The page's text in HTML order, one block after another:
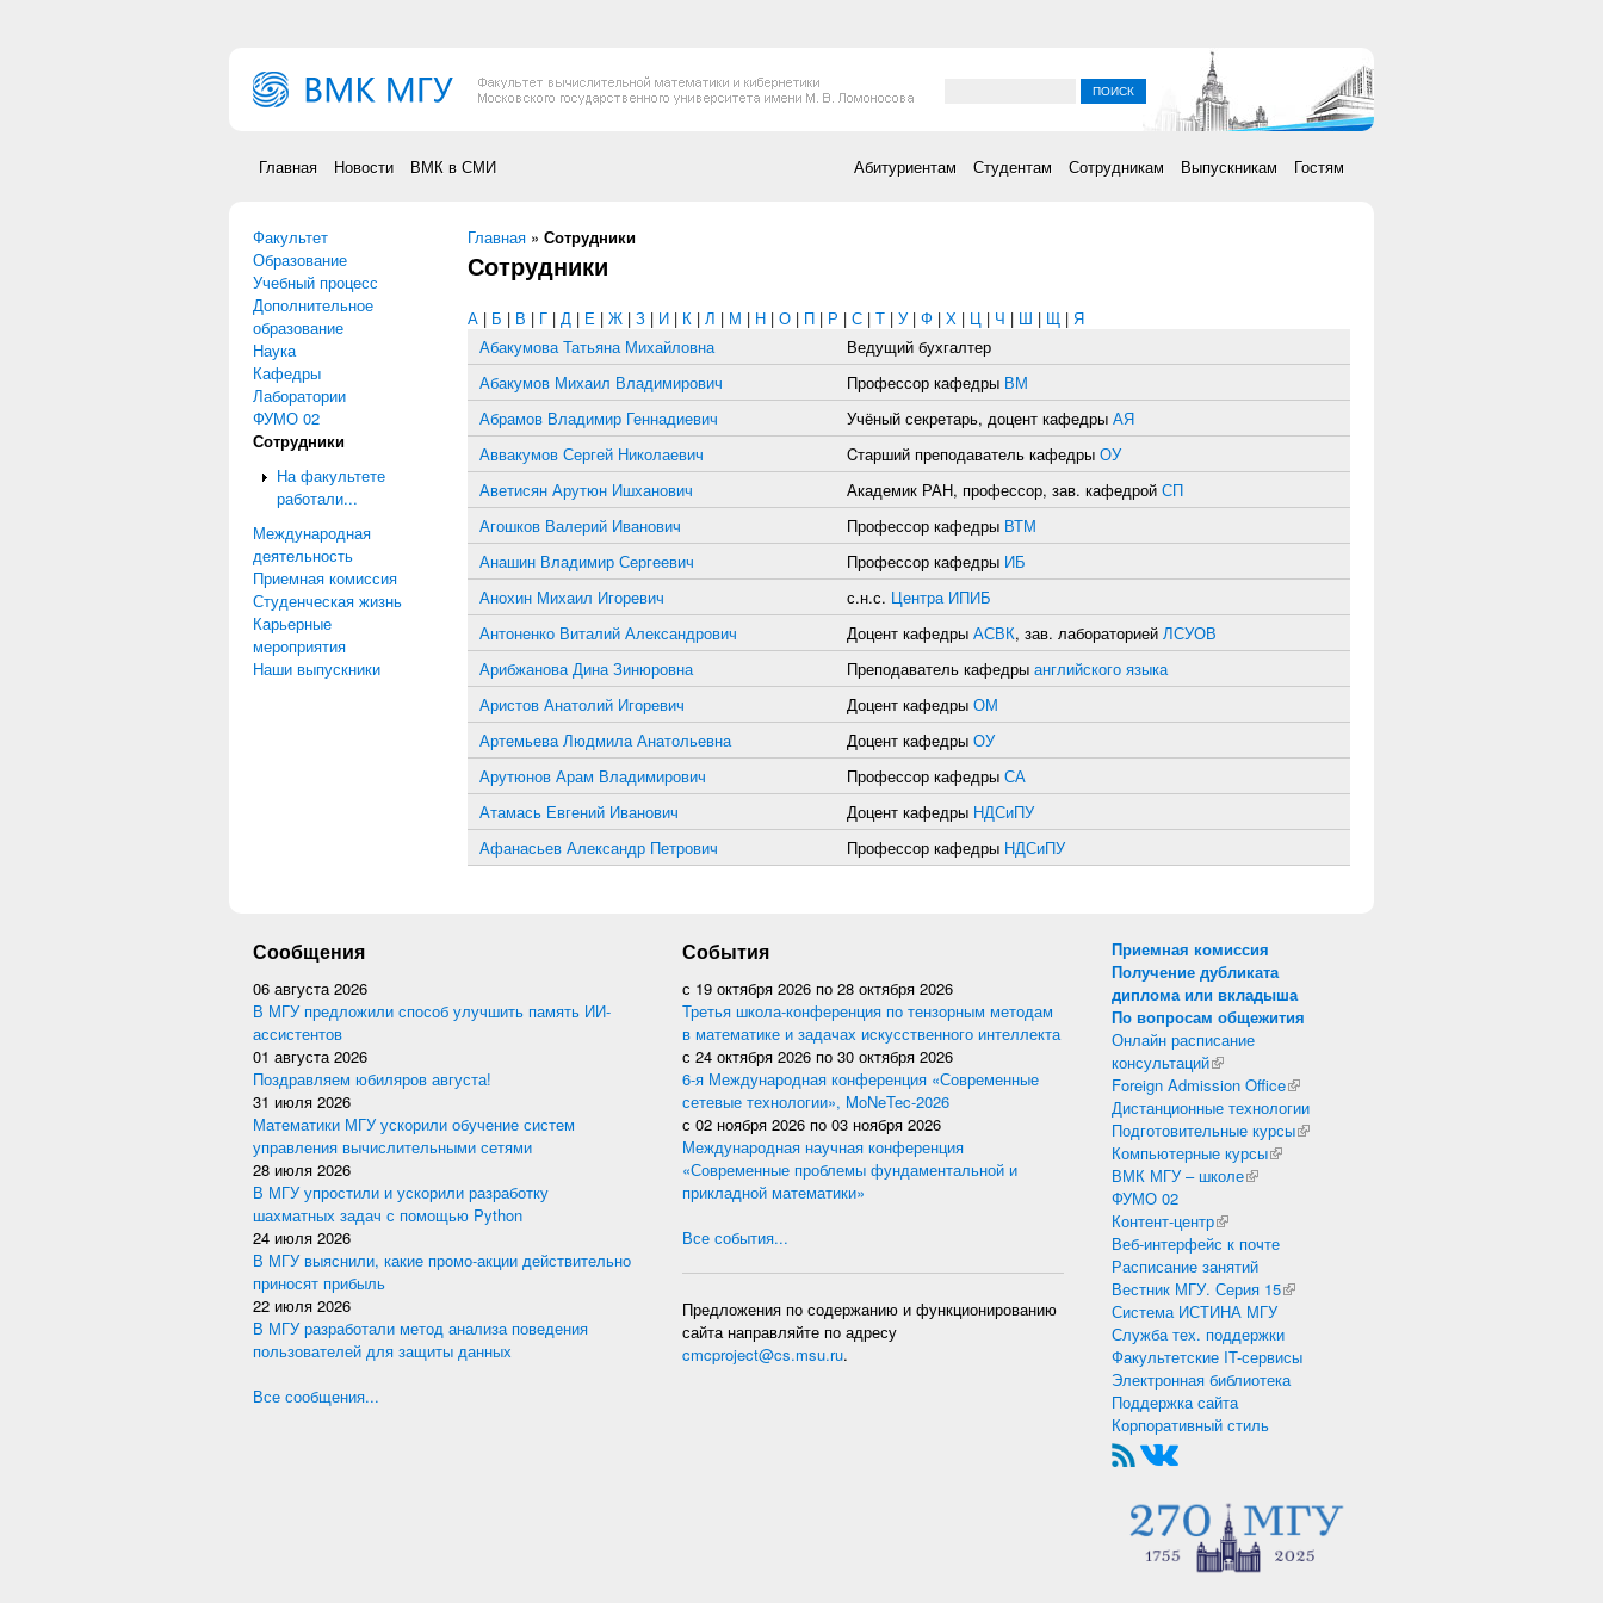
Главная Новости ВМК в СМИ Абитуриентам Студентам Сотрудникам Выпускникам Гостям
Факультет
Образование
Учебный процесс
Дополнительное
образование
Наука
Кафедры
Лаборатории
ФУМО 02
Сотрудники
На факультете
работали...
Международная
деятельность
Приемная комиссия
Студенческая жизнь
Карьерные
мероприятия
Наши выпускники
Вы здесь
Главная » Сотрудники
Сотрудники
А | Б | В | Г | Д | Е | Ж | З | И | К | Л | М | Н | О | П | Р | С | Т | У | Ф | Х | Ц | Ч | Ш | Щ | Я
Абакумова Татьяна Михайловна
Ведущий бухгалтер
Абакумов Михаил Владимирович
Профессор кафедры ВМ
Абрамов Владимир Геннадиевич
Учёный секретарь, доцент кафедры АЯ
Аввакумов Сергей Николаевич
Cтарший преподаватель кафедры ОУ
Аветисян Арутюн Ишханович
Академик РАН, профессор, зав. кафедрой СП
Агошков Валерий Иванович
Профессор кафедры ВТМ
Анашин Владимир Сергеевич
Профессор кафедры ИБ
Анохин Михаил Игоревич
с.н.с. Центра ИПИБ
Антоненко Виталий Александрович
Доцент кафедры АСВК, зав. лабораторией ЛСУОВ
Арибжанова Дина Зинюровна
Преподаватель кафедры английского языка
Аристов Анатолий Игоревич
Доцент кафедры ОМ
Артемьева Людмила Анатольевна
Доцент кафедры ОУ
Арутюнов Арам Владимирович
Профессор кафедры СА
Атамась Евгений Иванович
Доцент кафедры НДСиПУ
Афанасьев Александр Петрович
Профессор кафедры НДСиПУ
Сообщения
06 августа 2026
В МГУ предложили способ улучшить память ИИ-
ассистентов
01 августа 2026
Поздравляем юбиляров августа!
31 июля 2026
Математики МГУ ускорили обучение систем
управления вычислительными сетями
28 июля 2026
В МГУ упростили и ускорили разработку
шахматных задач с помощью Python
24 июля 2026
В МГУ выяснили, какие промо-акции действительно
приносят прибыль
22 июля 2026
В МГУ разработали метод анализа поведения
пользователей для защиты данных
Все сообщения...
События
с 19 октября 2026 по 28 октября 2026
Третья школа-конференция по тензорным методам
в математике и задачах искусственного интеллекта
с 24 октября 2026 по 30 октября 2026
6-я Международная конференция «Современные
сетевые технологии», MoNeTec-2026
с 02 ноября 2026 по 03 ноября 2026
Международная научная конференция
«Современные проблемы фундаментальной и
прикладной математики»
Все события...
Предложения по содержанию и функционированию
сайта направляйте по адресу
cmcproject@cs.msu.ru.
Приемная комиссия
Получение дубликата
диплома или вкладыша
По вопросам общежития
Онлайн расписание
консультаций(внешняя ссылка)
Foreign Admission Office(внешняя ссылка)
Дистанционные технологии
Подготовительные курсы(внешняя ссылка)
Компьютерные курсы(внешняя ссылка)
ВМК МГУ – школе(внешняя ссылка)
ФУМО 02
Контент-центр(внешняя ссылка)
Веб-интерфейс к почте
Расписание занятий
Вестник МГУ. Серия 15(внешняя ссылка)
Система ИСТИНА МГУ
Служба тех. поддержки
Факультетские IT-сервисы
Электронная библиотека
Поддержка сайта
Корпоративный стиль